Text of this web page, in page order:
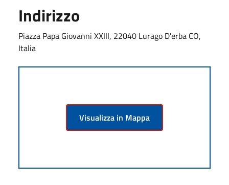
Indirizzo
Piazza Papa Giovanni XXIII, 22040 Lurago D'erba CO,
Italia
Visualizza in Mappa